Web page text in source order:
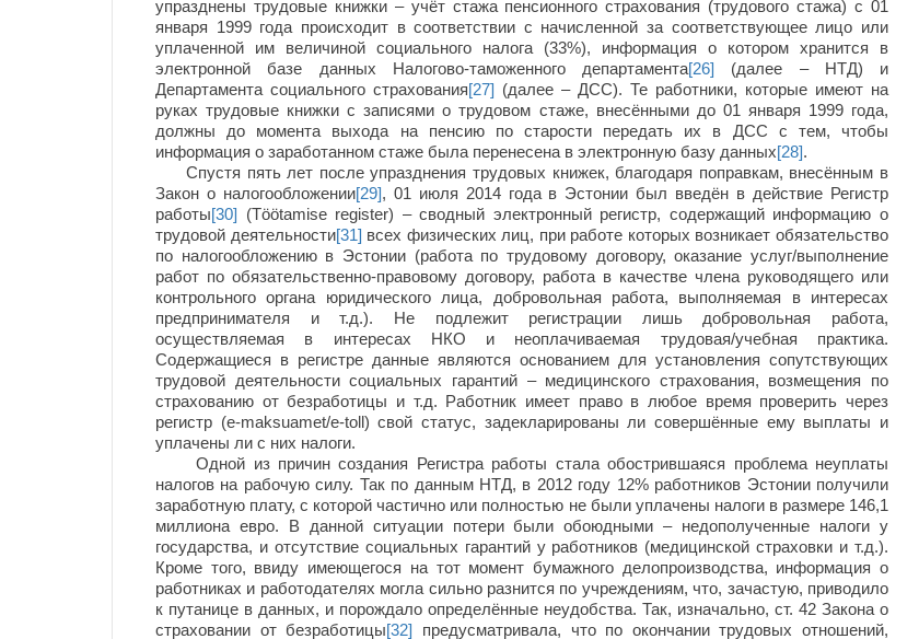
упразднены трудовые книжки – учёт стажа пенсионного страхования (трудового стажа) с 01
января 1999 года происходит в соответствии с начисленной за соответствующее лицо или
уплаченной им величиной социального налога (33%), информация о котором хранится в
электронной базе данных Налогово-таможенного департамента[26] (далее – НТД) и
Департамента социального страхования[27] (далее – ДСС). Те работники, которые имеют на
руках трудовые книжки с записями о трудовом стаже, внесёнными до 01 января 1999 года,
должны до момента выхода на пенсию по старости передать их в ДСС с тем, чтобы
информация о заработанном стаже была перенесена в электронную базу данных[28].
Спустя пять лет после упразднения трудовых книжек, благодаря поправкам, внесённым в
Закон о налогообложении[29], 01 июля 2014 года в Эстонии был введён в действие Регистр
работы[30] (Töötamise register) – сводный электронный регистр, содержащий информацию о
трудовой деятельности[31] всех физических лиц, при работе которых возникает обязательство
по налогообложению в Эстонии (работа по трудовому договору, оказание услуг/выполнение
работ по обязательственно-правовому договору, работа в качестве члена руководящего или
контрольного органа юридического лица, добровольная работа, выполняемая в интересах
предпринимателя и т.д.). Не подлежит регистрации лишь добровольная работа,
осуществляемая в интересах НКО и неоплачиваемая трудовая/учебная практика.
Содержащиеся в регистре данные являются основанием для установления сопутствующих
трудовой деятельности социальных гарантий – медицинского страхования, возмещения по
страхованию от безработицы и т.д. Работник имеет право в любое время проверить через
регистр (e-maksuamet/e-toll) свой статус, задекларированы ли совершённые ему выплаты и
уплачены ли с них налоги.
Одной из причин создания Регистра работы стала обострившаяся проблема неуплаты
налогов на рабочую силу. Так по данным НТД, в 2012 году 12% работников Эстонии получили
заработную плату, с которой частично или полностью не были уплачены налоги в размере 146,1
миллиона евро. В данной ситуации потери были обоюдными – недополученные налоги у
государства, и отсутствие социальных гарантий у работников (медицинской страховки и т.д.).
Кроме того, ввиду имеющегося на тот момент бумажного делопроизводства, информация о
работниках и работодателях могла сильно разнится по учреждениям, что, зачастую, приводило
к путанице в данных, и порождало определённые неудобства. Так, изначально, ст. 42 Закона о
страховании от безработицы[32] предусматривала, что по окончании трудовых отношений,